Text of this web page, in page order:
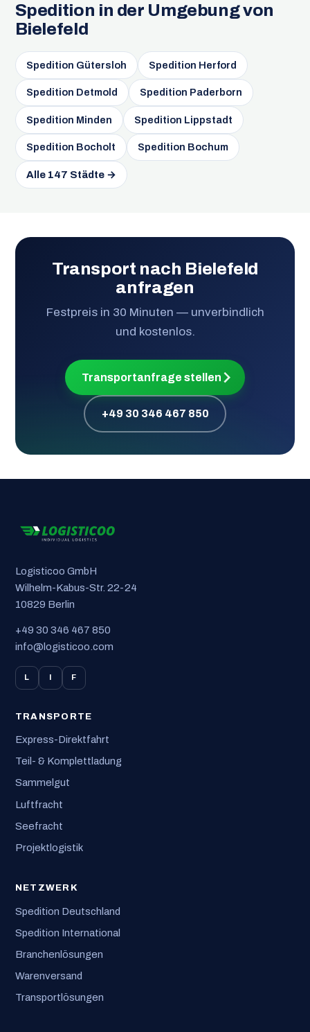
Spedition in der Umgebung von
Bielefeld
Spedition Gütersloh Spedition Herford
Spedition Detmold Spedition Paderborn
Spedition Minden Spedition Lippstadt
Spedition Bocholt Spedition Bochum
Alle 147 Städte →
Transport nach Bielefeld
anfragen
Festpreis in 30 Minuten — unverbindlich
und kostenlos.
Transportanfrage stellen
+49 30 346 467 850
Logisticoo GmbH
Wilhelm-Kabus-Str. 22-24
10829 Berlin
+49 30 346 467 850
info@logisticoo.com
L F
TRANSPORTE
Express-Direktfahrt
Teil- & Komplettladung
Sammelgut
Luftfracht
Seefracht
Projektlogistik
NETZWERK
Spedition Deutschland
Spedition International
Branchenlösungen
Warenversand
Transportlösungen